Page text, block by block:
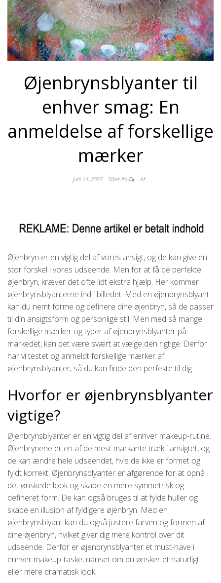
Øjenbrynsblyanter til
enhver smag: En
anmeldelse af forskellige
mærker
juni 14, 2023 Slået fra Af
Øjenbryn er en vigtig del af vores ansigt, og de kan give en
stor forskel i vores udseende. Men for at få de perfekte
øjenbryn, kræver det ofte lidt ekstra hjælp. Her kommer
øjenbrynsblyanterne ind i billedet. Med en øjenbrynsblyant
kan du nemt forme og definere dine øjenbryn, så de passer
til din ansigtsform og personlige stil. Men med så mange
forskellige mærker og typer af øjenbrynsblyanter på
markedet, kan det være svært at vælge den rigtige. Derfor
har vi testet og anmeldt forskellige mærker af
øjenbrynsblyanter, så du kan finde den perfekte til dig.
Hvorfor er øjenbrynsblyanter
vigtige?
Øjenbrynsblyanter er en vigtig del af enhver makeup-rutine.
Øjenbrynene er en af de mest markante træk i ansigtet, og
de kan ændre hele udseendet, hvis de ikke er formet og
fyldt korrekt. Øjenbrynsblyanter er afgørende for at opnå
det ønskede look og skabe en mere symmetrisk og
defineret form. De kan også bruges til at fylde huller og
skabe en illusion af fyldigere øjenbryn. Med en
øjenbrynsblyant kan du også justere farven og formen af
dine øjenbryn, hvilket giver dig mere kontrol over dit
udseende. Derfor er øjenbrynsblyanter et must-have i
enhver makeup-taske, uanset om du ønsker et naturligt
eller mere dramatisk look.